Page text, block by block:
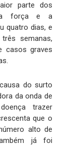
parte dos
a força e a
quatro dias, e
semanas,
casos graves
do surto
da onda de
trazer
que o
alto de
já foi